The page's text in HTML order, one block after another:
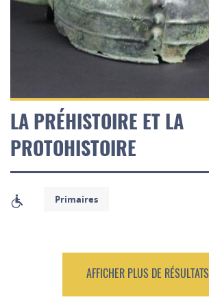
LA PRÉHISTOIRE ET LA
PROTOHISTOIRE
Primaires
AFFICHER PLUS DE RÉSULTATS